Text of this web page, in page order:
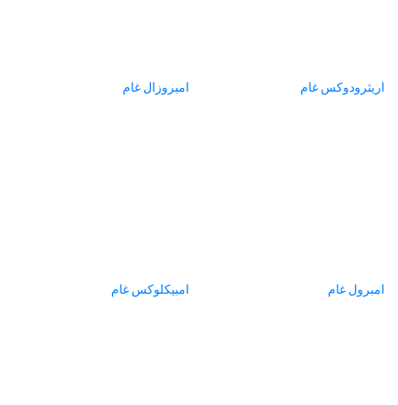
اريثرودوكس غام امبروزال غام
امبرول غام امبيكلوكس غام